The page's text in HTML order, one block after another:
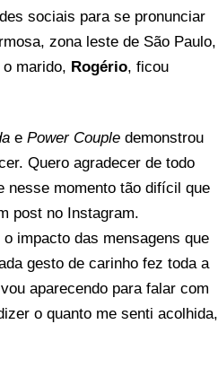
sociais para se pronunciar
zona leste de São Paulo,
marido, Rogério, ficou
e Power Couple demonstrou
Quero agradecer de todo
nesse momento tão difícil que
post no Instagram.
impacto das mensagens que
gesto de carinho fez toda a
aparecendo para falar com
o quanto me senti acolhida,